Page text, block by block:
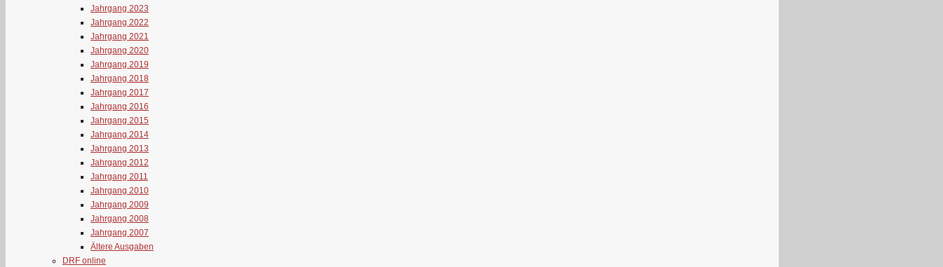
Jahrgang 2023
Jahrgang 2022
Jahrgang 2021
Jahrgang 2020
Jahrgang 2019
Jahrgang 2018
Jahrgang 2017
Jahrgang 2016
Jahrgang 2015
Jahrgang 2014
Jahrgang 2013
Jahrgang 2012
Jahrgang 2011
Jahrgang 2010
Jahrgang 2009
Jahrgang 2008
Jahrgang 2007
Ältere Ausgaben
DRF online